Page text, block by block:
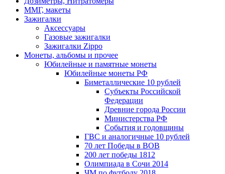
ММГ, макеты
Зажигалки
Аксессуары
Газовые зажигалки
Зажигалки Zippo
Монеты, альбомы и прочее
Юбилейные и памятные монеты
Юбилейные монеты РФ
Биметаллические 10 рублей
Субъекты Российской
Федерации
Древние города России
Министерства РФ
События и годовщины
ГВС и аналогичные 10 рублей
70 лет Победы в ВОВ
200 лет победы 1812
Олимпиада в Сочи 2014